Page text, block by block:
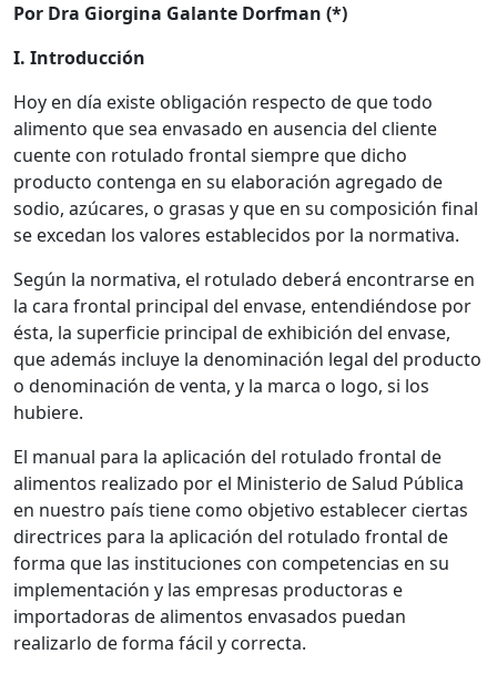
Por Dra Giorgina Galante Dorfman (*)
I. Introducción
Hoy en día existe obligación respecto de que todo
alimento que sea envasado en ausencia del cliente
cuente con rotulado frontal siempre que dicho
producto contenga en su elaboración agregado de
sodio, azúcares, o grasas y que en su composición final
se excedan los valores establecidos por la normativa.
Según la normativa, el rotulado deberá encontrarse en
la cara frontal principal del envase, entendiéndose por
ésta, la superficie principal de exhibición del envase,
que además incluye la denominación legal del producto
o denominación de venta, y la marca o logo, si los
hubiere.
El manual para la aplicación del rotulado frontal de
alimentos realizado por el Ministerio de Salud Pública
en nuestro país tiene como objetivo establecer ciertas
directrices para la aplicación del rotulado frontal de
forma que las instituciones con competencias en su
implementación y las empresas productoras e
importadoras de alimentos envasados puedan
realizarlo de forma fácil y correcta.